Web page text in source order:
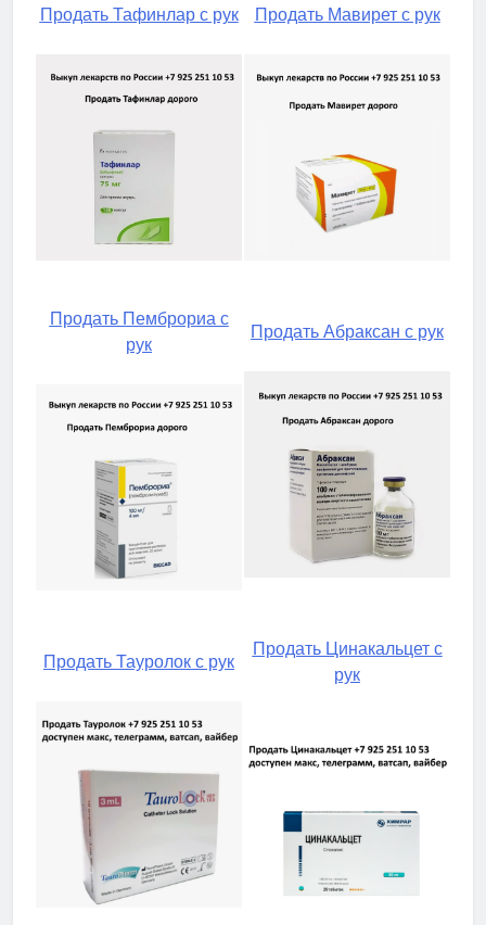
Продать Тафинлар с рук Продать Мавирет с рук
Продать Пемброриа с
рук
Продать Абраксан с рук
Продать Тауролок с рук
Продать Цинакальцет с
рук